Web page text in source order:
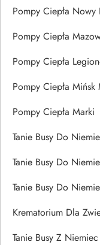
Pompy Ciepła
Pompy Ciepła
Pompy Ciepła
Pompy Ciepła
Pompy Ciepła Marki
Tanie Busy Do
Tanie Busy Do
Tanie Busy Do
Krematorium Dla
Tanie Busy Z